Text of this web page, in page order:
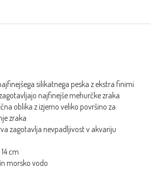
silikatnega peska z ekstra finimi
najfinejše mehurčke zraka
oblika z izjemo veliko površino za
zraka
zagotavlja nevpadljivost v akvariju
cm
morsko vodo